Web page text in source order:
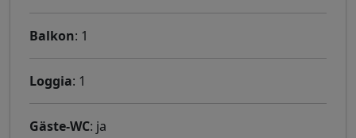
Balkon: 1
Loggia: 1
Gäste-WC: ja